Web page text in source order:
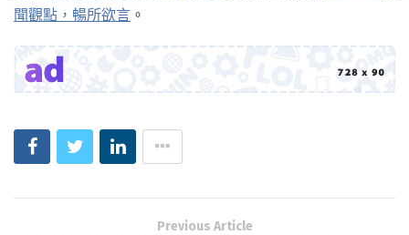
聞觀點，暢所欲言 。
Previous Article